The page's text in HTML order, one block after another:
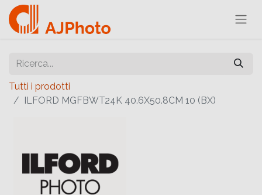
Tutti i prodotti
ILFORD MGFBWT24K 40.6X50.8CM 10 (BX)